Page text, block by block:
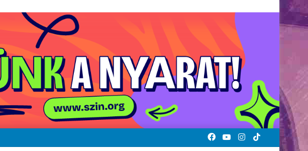
TikTok
Instagram
YouTube
Facebook